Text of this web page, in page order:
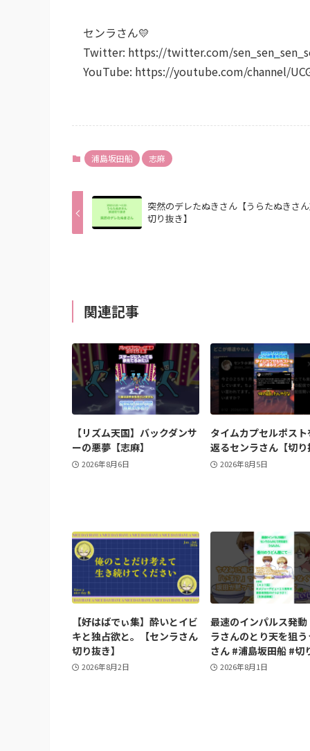
センラさん💛
Twitter: https://twitter.com/
YouTube: https://youtube.com/channel/
浦島坂田船 志麻
突然のデレたぬきさん【うらたぬきさ
切り抜き】
関連記事
【リズム天国】バックダンサ
ーの悪夢【志麻】
2026年8月6日
タイムカプセルポス
返るセンラさん【切
2026年8月5日
【好はばでぃ集】酔いとイビ
キと独占欲と。【センラさん
切り抜き】
2026年8月2日
最速のインパルス発
ラさんのとり天を狙
さん #浦島坂田船 #切
2026年8月1日